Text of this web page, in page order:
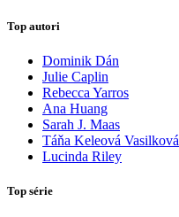
Top autori
Dominik Dán
Julie Caplin
Rebecca Yarros
Ana Huang
Sarah J. Maas
Táňa Keleová Vasilková
Lucinda Riley
Top série